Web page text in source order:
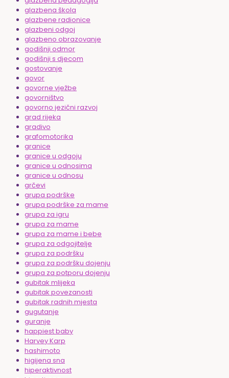
glazbena škola
glazbene radionice
glazbeni odgoj
glazbeno obrazovanje
godišnji odmor
godišnji s djecom
gostovanje
govor
govorne vježbe
govorništvo
govorno jezični razvoj
grad rijeka
gradivo
grafomotorika
granice
granice u odgoju
granice u odnosima
granice u odnosu
grčevi
grupa podrške
grupa podrške za mame
grupa za igru
grupa za mame
grupa za mame i bebe
grupa za odgojitelje
grupa za podršku
grupa za podršku dojenju
grupa za potporu dojenju
gubitak mlijeka
gubitak povezanosti
gubitak radnih mjesta
gugutanje
guranje
happiest baby
Harvey Karp
hashimoto
higijena sna
hiperaktivnost